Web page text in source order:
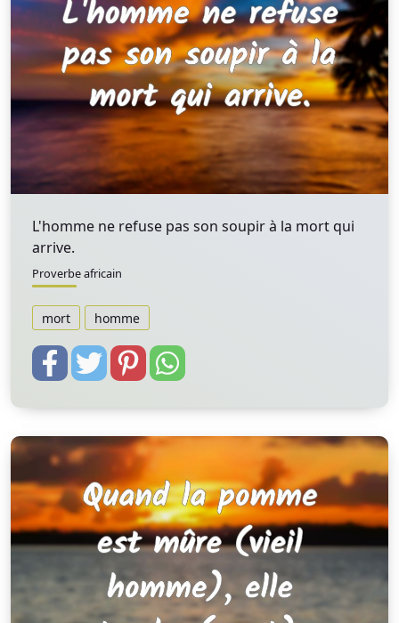
L'homme ne refuse pas son soupir à la mort qui
arrive.
Proverbe africain
mort homme